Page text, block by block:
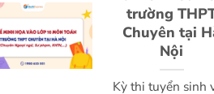
trường
Chuyên tại
Nội
Kỳ thi tuyển sinh